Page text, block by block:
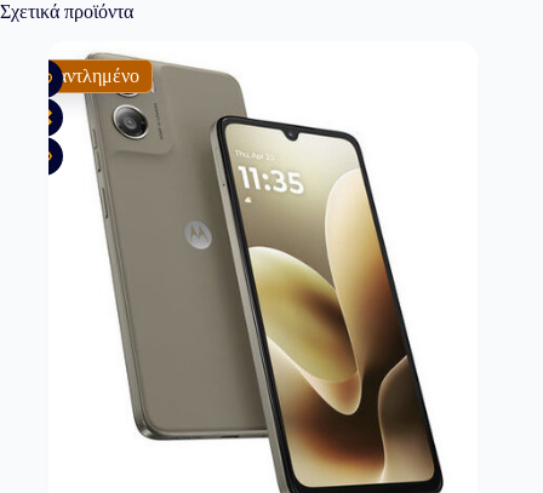
Σχετικά προϊόντα
Εξαντλημένο